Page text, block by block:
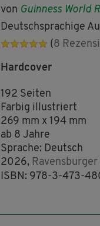
von Guinness World
Deutschsprachige
(8
Hardcover
192 Seiten
Farbig illustriert
269 mm x 194 mm
ab 8 Jahre
Sprache: Deutsch
2026, Ravensburger
ISBN: 978-3-473-